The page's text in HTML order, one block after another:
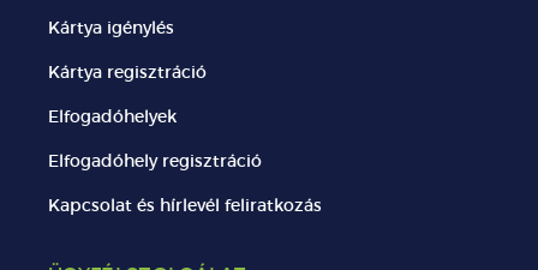
Kártya igénylés
Kártya regisztráció
Elfogadóhelyek
Elfogadóhely regisztráció
Kapcsolat és hírlevél feliratkozás